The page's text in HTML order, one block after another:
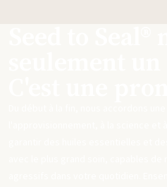
Seed to Seal®